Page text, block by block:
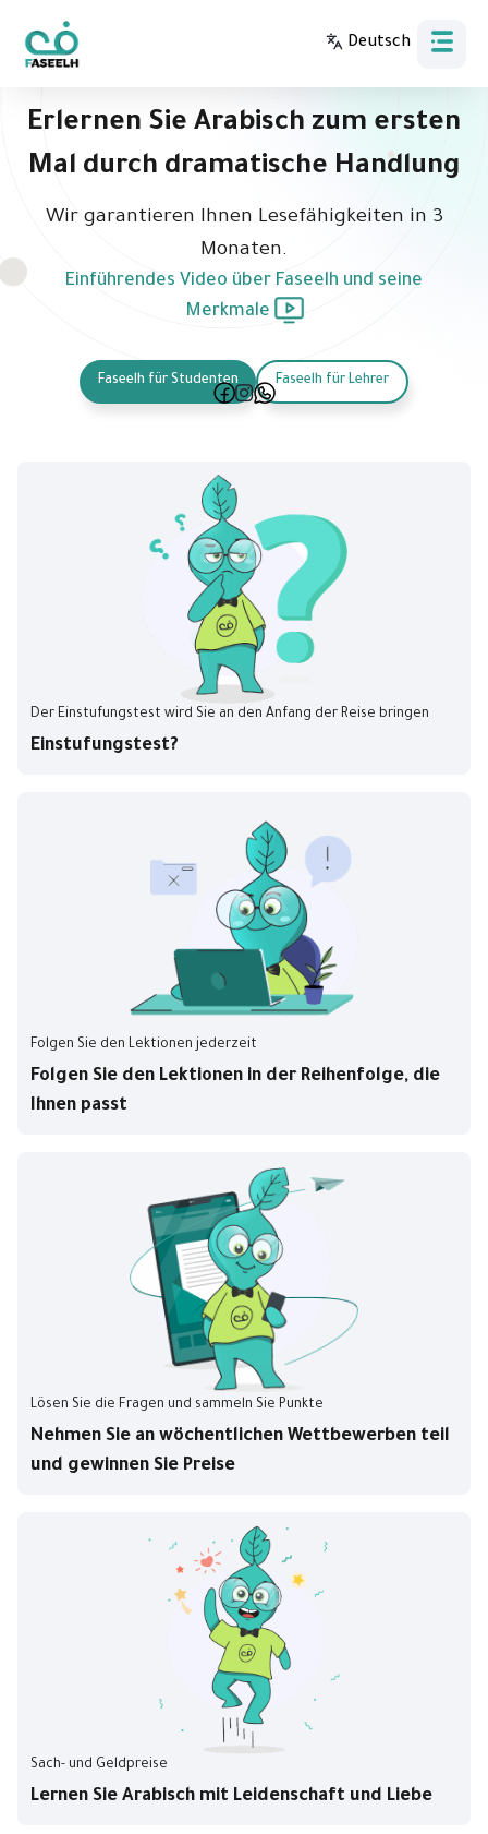
Deutsch
Erlernen Sie Arabisch zum ersten
Mal durch dramatische Handlung
Wir garantieren Ihnen Lesefähigkeiten in 3
Monaten.
Einführendes Video über Faseelh und seine
Merkmale
Faseelh für Studenten Faseelh für Lehrer
Der Einstufungstest wird Sie an den Anfang der Reise bringen
Einstufungstest?
Folgen Sie den Lektionen jederzeit
Folgen Sie den Lektionen in der Reihenfolge, die
Ihnen passt
Lösen Sie die Fragen und sammeln Sie Punkte
Nehmen Sie an wöchentlichen Wettbewerben teil
und gewinnen Sie Preise
Sach- und Geldpreise
Lernen Sie Arabisch mit Leidenschaft und Liebe